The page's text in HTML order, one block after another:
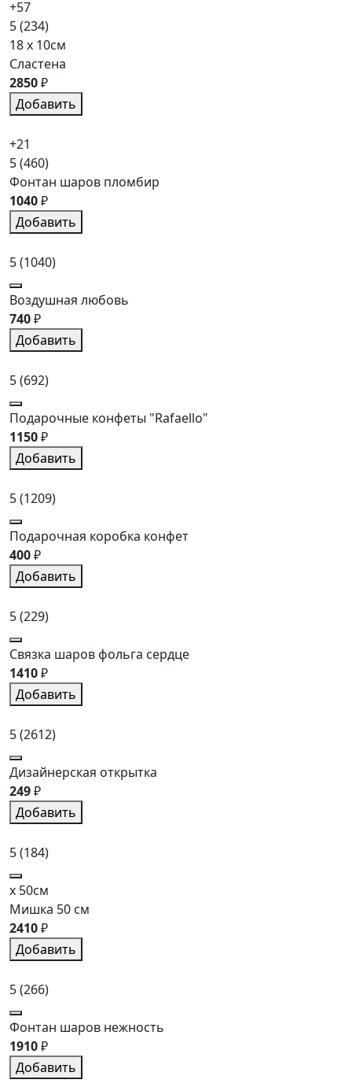
+57
5(234)
18 x 10см
Сластена
2850₽
Добавить
+21
5(460)
Фонтан шаров пломбир
1040₽
Добавить
5(1040)
Воздушная любовь
740₽
Добавить
5(692)
Подарочные конфеты "Rafaello"
1150₽
Добавить
5(1209)
Подарочная коробка конфет
400₽
Добавить
5(229)
Связка шаров фольга сердце
1410₽
Добавить
5(2612)
Дизайнерская открытка
249₽
Добавить
5(184)
x 50см
Мишка 50 см
2410₽
Добавить
5(266)
Фонтан шаров нежность
1910₽
Добавить